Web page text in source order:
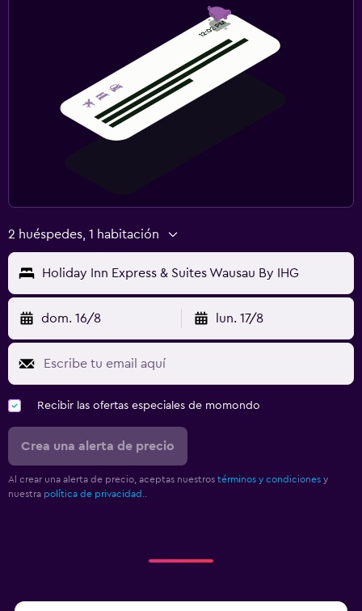
2 huéspedes, 1 habitación
Holiday Inn Express & Suites Wausau By IHG
dom. 16/8 lun. 17/8
Recibir las ofertas especiales de momondo
Crea una alerta de precio
Al crear una alerta de precio, aceptas nuestros términos y condiciones y
nuestra política de privacidad.